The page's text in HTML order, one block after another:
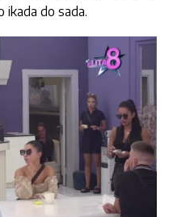
ikada do sada.